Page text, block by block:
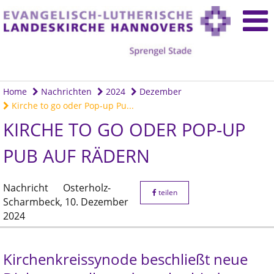
Home Nachrichten 2024
Dezember
Kirche to go oder Pop-up Pu...
KIRCHE TO GO ODER POP-UP
PUB AUF RÄDERN
Nachricht
Osterholz-
Scharmbeck, 10. Dezember
2024
teilen
Kirchenkreissynode beschließt neue